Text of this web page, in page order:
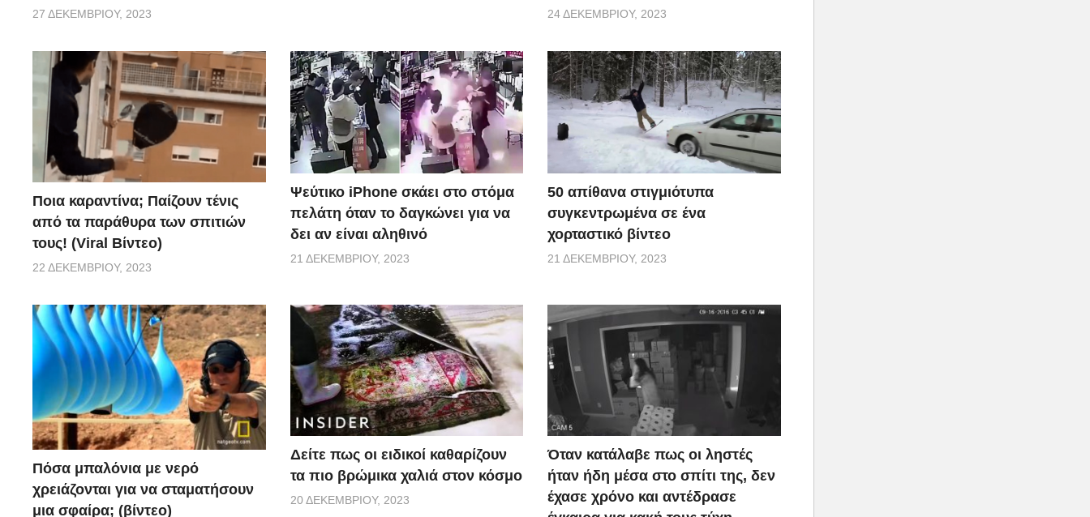
27 ΔΕΚΕΜΒΡΊΟΥ, 2023 24 ΔΕΚΕΜΒΡΊΟΥ, 2023
Ποια καραντίνα; Παίζουν τένις
από τα παράθυρα των σπιτιών
τους! (Viral Βίντεο)
22 ΔΕΚΕΜΒΡΊΟΥ, 2023
Ψεύτικο iPhone σκάει στο στόμα
πελάτη όταν το δαγκώνει για να
δει αν είναι αληθινό
21 ΔΕΚΕΜΒΡΊΟΥ, 2023
50 απίθανα στιγμιότυπα
συγκεντρωμένα σε ένα
χορταστικό βίντεο
21 ΔΕΚΕΜΒΡΊΟΥ, 2023
Πόσα μπαλόνια με νερό
χρειάζονται για να σταματήσουν
μια σφαίρα; (βίντεο)
Δείτε πως οι ειδικοί καθαρίζουν
τα πιο βρώμικα χαλιά στον κόσμο
20 ΔΕΚΕΜΒΡΊΟΥ, 2023
Όταν κατάλαβε πως οι ληστές
ήταν ήδη μέσα στο σπίτι της, δεν
έχασε χρόνο και αντέδρασε